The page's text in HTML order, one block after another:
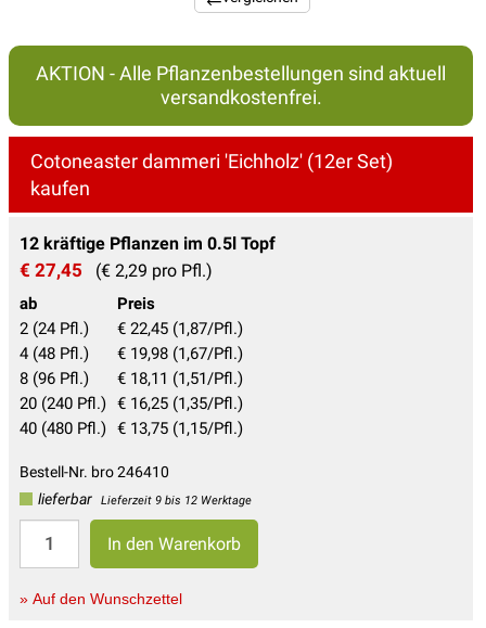
AKTION - Alle Pflanzenbestellungen sind aktuell
versandkostenfrei.
Cotoneaster dammeri 'Eichholz' (12er Set)
kaufen
12 kräftige Pflanzen im 0.5l Topf
€ 27,45 (€ 2,29 pro Pfl.)
ab
Preis
2 (24 Pfl.)
€ 22,45 (1,87/Pfl.)
4 (48 Pfl.)
€ 19,98 (1,67/Pfl.)
8 (96 Pfl.)
€ 18,11 (1,51/Pfl.)
20 (240 Pfl.) € 16,25 (1,35/Pfl.)
40 (480 Pfl.) € 13,75 (1,15/Pfl.)
Bestell-Nr. bro 246410
lieferbar
Lieferzeit 9 bis 12 Werktage
» Auf den Wunschzettel